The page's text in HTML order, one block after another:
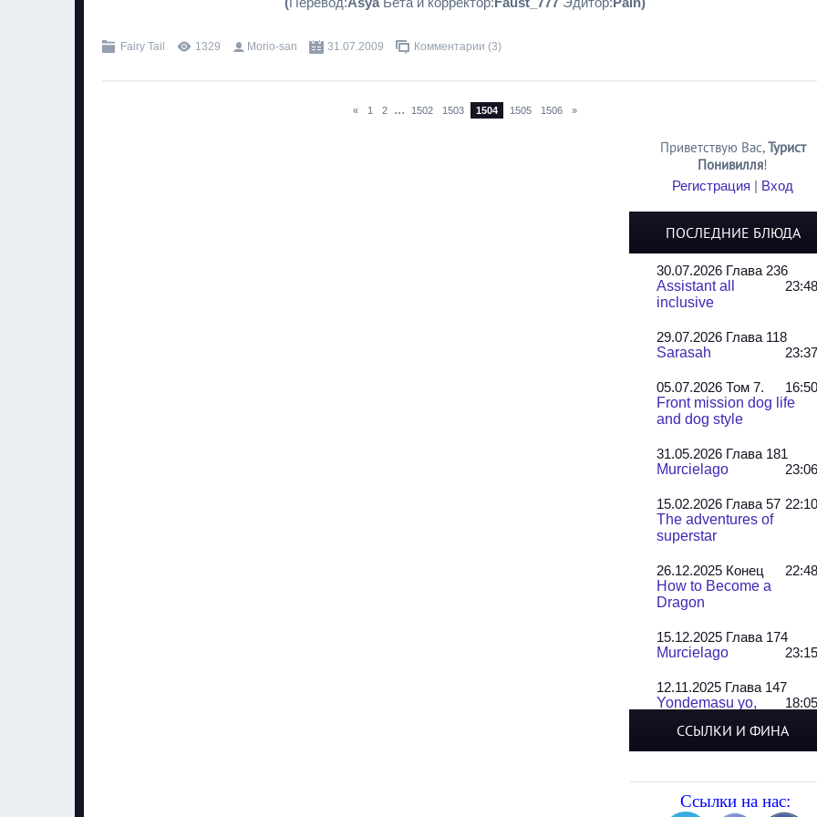
Fairy Tail 1329 Morio-san 31.07.2009 Комментарии (3)
« 1 2 ... 1502 1503 1504 1505 1506 »
Приветствую Вас,Турист
Понивилля!
Регистрация | Вход
ПОСЛЕДНИЕ БЛЮДА
30.07.2026 Глава 236
23:48
Assistant all
inclusive
29.07.2026 Глава 118
23:37
Sarasah
05.07.2026 Том 7.
16:50
Front mission dog life
and dog style
31.05.2026 Глава 181
23:06
Murcielago
15.02.2026 Глава 57 22:10
The adventures of
superstar
26.12.2025 Конец
22:48
How to Become a
Dragon
15.12.2025 Глава 174
23:15
Murcielago
12.11.2025 Глава 147
18:05
Yondemasu yo,
22.10.2025 Главы 17-19
Tsumari Suki tte iitai n
dakedo
ССЫЛКИ И ФИНА
Ссылки на нас: